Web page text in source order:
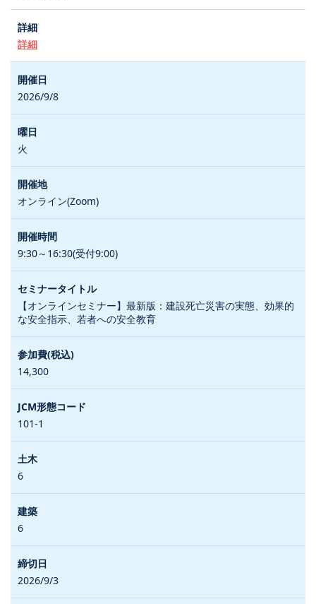
詳細
2026/9/8
火
オンライン(Zoom)
9:30～16:30(受付9:00)
【オンラインセミナー】最新版：建設死亡災害の実態、効果的
な安全指示、若者への安全教育
14,300
101-1
6
6
2026/9/3